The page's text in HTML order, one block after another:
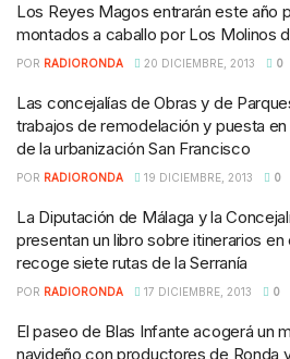
Los Reyes Magos entrarán este año
montados a caballo por Los Molinos
POR RADIORONDA 20 DICIEMBRE, 2013 0
Las concejalías de Obras y de
trabajos de remodelación y puesta
de la urbanización San Francisco
POR RADIORONDA 19 DICIEMBRE, 2013 0
La Diputación de Málaga y la
presentan un libro sobre itinerarios
recoge siete rutas de la Serranía
POR RADIORONDA 17 DICIEMBRE, 2013 0
El paseo de Blas Infante acogerá un
navideño con productores de Ronda